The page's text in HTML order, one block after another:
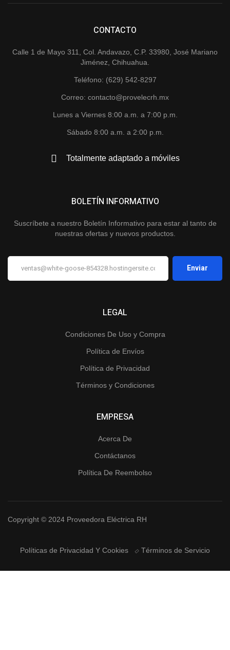
CONTACTO
Calle 1 de Mayo 311, Col. Andavazo, C.P. 33980, José Mariano
Jiménez, Chihuahua.
Teléfono: (629) 542-8297
Correo: contacto@provelecrh.mx
Lunes a Viernes 8:00 a.m. a 7:00 p.m.
Sábado 8:00 a.m. a 2:00 p.m.
Totalmente adaptado a móviles
LEGAL
Condiciones De Uso y Compra
Política de Envíos
Política de Privacidad
Términos y Condiciones
EMPRESA
Acerca De
Contáctanos
Política De Reembolso
BOLETÍN INFORMATIVO
Suscríbete a nuestro Boletín Informativo para estar al tanto de
nuestras ofertas y nuevos productos.
Copyright © 2024 Proveedora Eléctrica RH
Políticas de Privacidad Y Cookies Términos de Servicio